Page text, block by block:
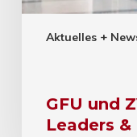
Aktuelles +
GFU und
Leaders